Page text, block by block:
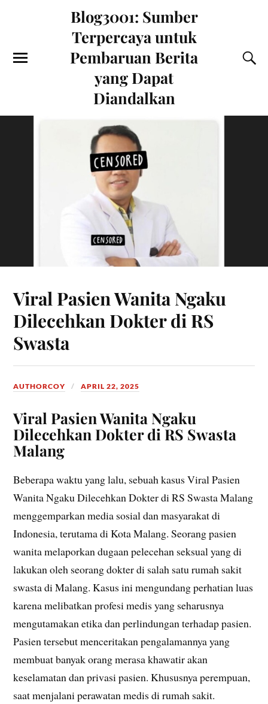
Blog3001: Sumber
Terpercaya untuk
Pembaruan Berita
yang Dapat
Diandalkan
Viral Pasien Wanita Ngaku
Dilecehkan Dokter di RS
Swasta
AUTHORCOY APRIL 22, 2025
Viral Pasien Wanita Ngaku
Dilecehkan Dokter di RS Swasta
Malang
Beberapa waktu yang lalu, sebuah kasus Viral Pasien
Wanita Ngaku Dilecehkan Dokter di RS Swasta Malang
menggemparkan media sosial dan masyarakat di
Indonesia, terutama di Kota Malang. Seorang pasien
wanita melaporkan dugaan pelecehan seksual yang di
lakukan oleh seorang dokter di salah satu rumah sakit
swasta di Malang. Kasus ini mengundang perhatian luas
karena melibatkan profesi medis yang seharusnya
mengutamakan etika dan perlindungan terhadap pasien.
Pasien tersebut menceritakan pengalamannya yang
membuat banyak orang merasa khawatir akan
keselamatan dan privasi pasien. Khususnya perempuan,
saat menjalani perawatan medis di rumah sakit.